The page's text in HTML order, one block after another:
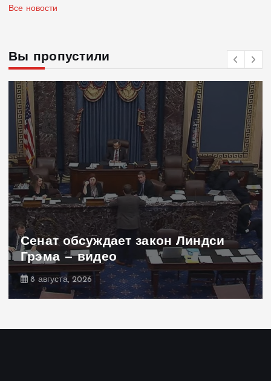
Все новости
Вы пропустили
Сенат обсуждает закон Линдси
Грэма — видео
8 августа, 2026